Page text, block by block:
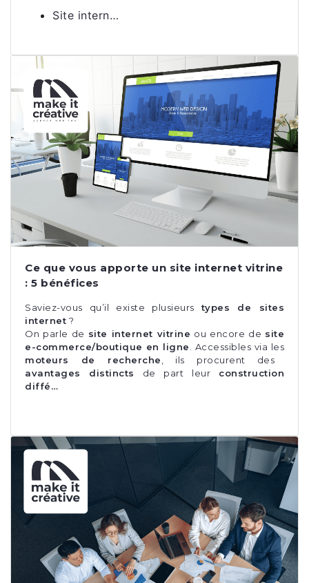
Site intern…
Ce que vous apporte un site internet vitrine
: 5 bénéfices
Saviez-vous qu’il existe plusieurstypes de sites
internet ?
On parle de site internet vitrine ou encore de site
e-commerce/boutique en ligne. Accessibles via les
moteurs de recherche, ils procurent des
avantages distincts
de part leur construction
diffé…